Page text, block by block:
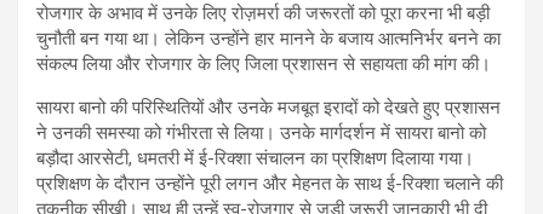
रोजगार के अभाव में उनके लिए रोज़मर्रा की जरूरतों को पूरा करना भी बड़ी
चुनौती बन गया था। लेकिन उन्होंने हार मानने के बजाय आत्मनिर्भर बनने का
संकल्प लिया और रोजगार के लिए जिला प्रशासन से सहायता की मांग की।
सायरा बानो की परिस्थितियों और उनके मजबूत इरादों को देखते हुए प्रशासन
ने उनकी समस्या को गंभीरता से लिया। उनके मार्गदर्शन में सायरा बानो को
बड़ौदा आरसेटी, धमतरी में ई-रिक्शा संचालन का प्रशिक्षण दिलाया गया।
प्रशिक्षण के दौरान उन्होंने पूरी लगन और मेहनत के साथ ई-रिक्शा चलाने की
तकनीक सीखी। साथ ही उन्हें स्व-रोजगार से जुड़ी जरूरी जानकारी भी दी